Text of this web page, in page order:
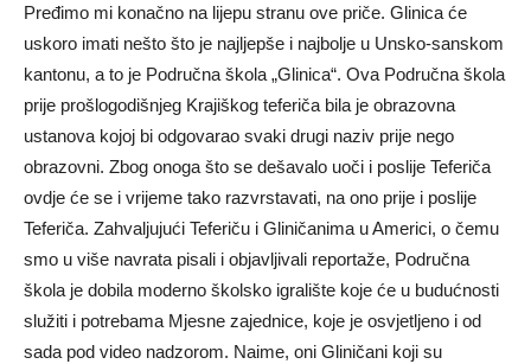
Pređimo mi konačno na lijepu stranu ove priče. Glinica će
uskoro imati nešto što je najljepše i najbolje u Unsko-sanskom
kantonu, a to je Područna škola „Glinica“. Ova Područna škola
prije prošlogodišnjeg Krajiškog teferiča bila je obrazovna
ustanova kojoj bi odgovarao svaki drugi naziv prije nego
obrazovni. Zbog onoga što se dešavalo uoči i poslije Teferiča
ovdje će se i vrijeme tako razvrstavati, na ono prije i poslije
Teferiča. Zahvaljujući Teferiču i Gliničanima u Americi, o čemu
smo u više navrata pisali i objavljivali reportaže, Područna
škola je dobila moderno školsko igralište koje će u budućnosti
služiti i potrebama Mjesne zajednice, koje je osvjetljeno i od
sada pod video nadzorom. Naime, oni Gliničani koji su